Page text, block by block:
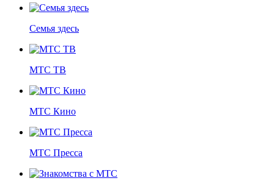
Семья здесь
МТС ТВ
МТС Кино
МТС Пресса